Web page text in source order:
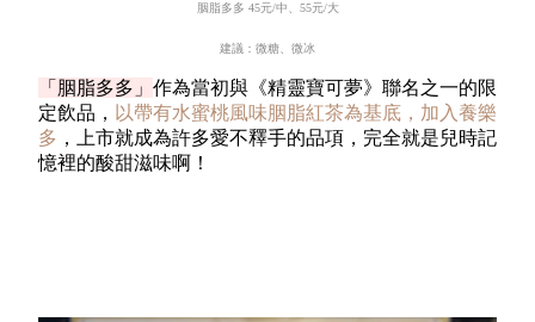
胭脂多多 45元/中、 55元/大
建議：微糖、微冰
「胭脂多多」 作為當初與《精靈寶可夢》聯名之一的限
定飲品， 以帶有水蜜桃風味胭脂紅茶為基底，加入養樂
多 ，上市就成為許多愛不釋手的品項，完全就是兒時記
憶裡的酸甜滋味啊！